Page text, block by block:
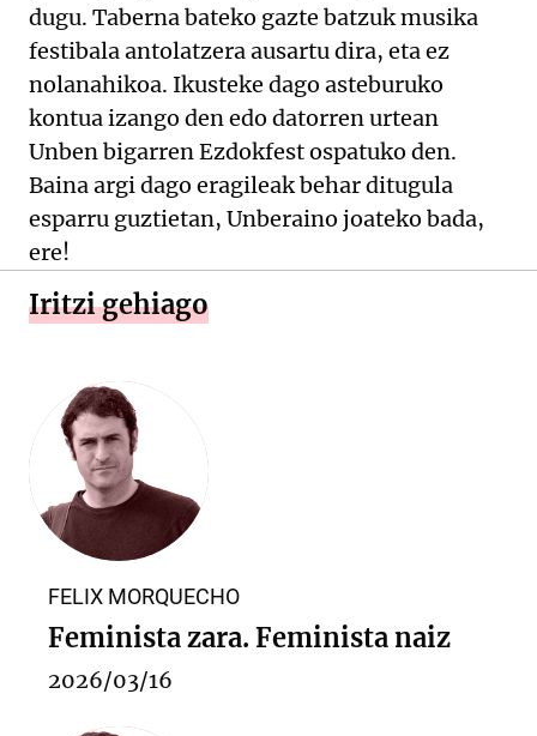
dugu. Taberna bateko gazte batzuk musika
festibala antolatzera ausartu dira, eta ez
nolanahikoa. Ikusteke dago asteburuko
kontua izango den edo datorren urtean
Unben bigarren Ezdokfest ospatuko den.
Baina argi dago eragileak behar ditugula
esparru guztietan, Unberaino joateko bada,
ere!
Iritzi gehiago
FELIX MORQUECHO
Feminista zara. Feminista naiz
2026/03/16